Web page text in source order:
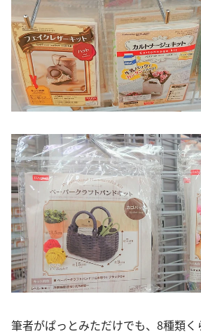
筆者がぱっとみただけでも、8種類く